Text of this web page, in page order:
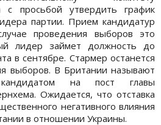
с просьбой утвердить график
партии. Прием кандидатур
проведения выборов это
лидер займет должность до
в сентябре. Стармер останется
выборов. В Британии называют
на пост главы
Ожидается, что отставка
негативного влияния
в отношении Украины.